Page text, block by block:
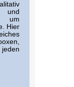
und
um
Hier